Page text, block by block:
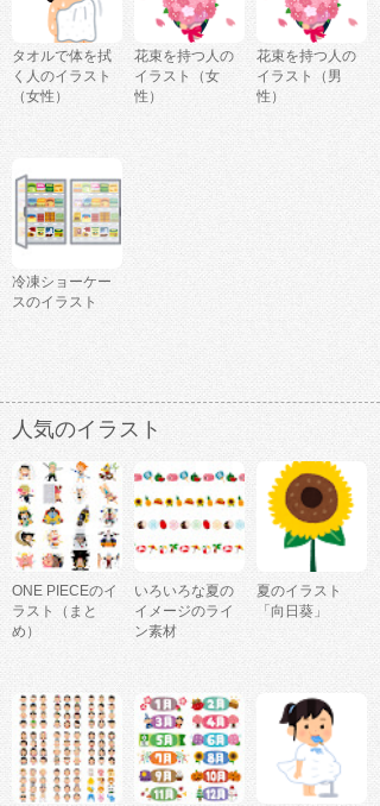
タオルで体を拭
く人のイラスト
（女性）
花束を持つ人の
イラスト（女
性）
花束を持つ人の
イラスト（男
性）
冷凍ショーケー
スのイラスト
人気のイラスト
ONE PIECEのイ
ラスト（まと
め）
いろいろな夏の
イメージのライ
ン素材
夏のイラスト
「向日葵」